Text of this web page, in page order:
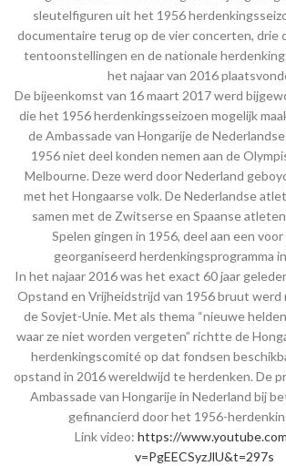
sleutelfiguren uit het 1956
documentaire terug op de vier concerten, drie
tentoonstellingen en de nationale
het najaar van 2016
De bijeenkomst van 16 maart 2017 werd
die het 1956 herdenkingsseizoen mogelijk
de Ambassade van Hongarije de
1956 niet deel konden nemen aan de
Melbourne. Deze werd door Nederland
met het Hongaarse volk. De Nederlandse
samen met de Zwitserse en Spaanse
Spelen gingen in 1956, deel aan een
georganiseerd herdenkingsprogramma
In het najaar 2016 was het exact 60 jaar
Opstand en Vrijheidstrijd van 1956 bruut werd
de Sovjet-Unie. Met als thema “nieuwe
waar ze niet worden vergeten” richtte de
herdenkingscomité op dat fondsen
opstand in 2016 wereldwijd te herdenken. De
Ambassade van Hongarije in Nederland bij
gefinancierd door het 1956-
Link video: https://
v=PgEECSyzJlU&t=297s